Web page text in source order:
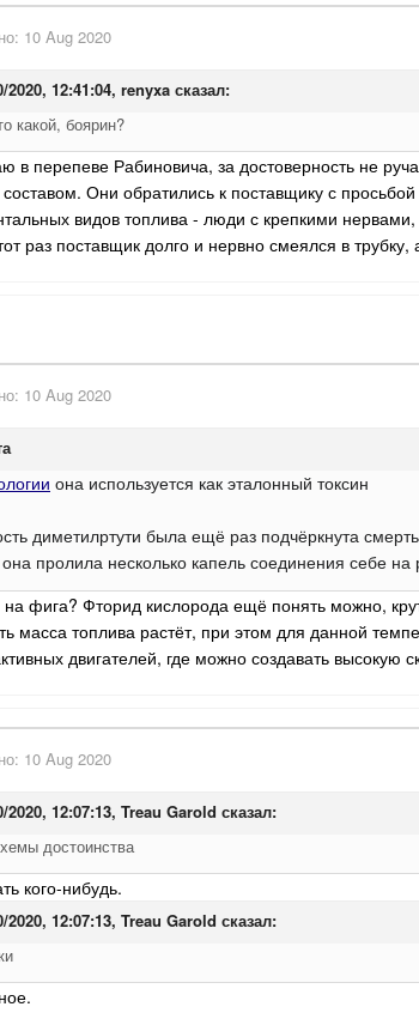
10 Aug 2020
2020, 12:41:04, renyxa сказал:
какой, боярин?
в перепеве Рабиновича, за достоверность не
Они обратились к поставщику с
видов топлива - люди с крепкими
раз поставщик долго и нервно смеялся в
10 Aug 2020
она используется как эталонный токсин
диметилртути была ещё раз подчёркнута
она пролила несколько капель соединения себе на
фига? Фторид кислорода ещё понять можно,
масса топлива растёт, при этом для данной
двигателей, где можно создавать
10 Aug 2020
2020, 12:07:13, Treau Garold сказал:
достоинства
кого-нибудь.
2020, 12:07:13, Treau Garold сказал: